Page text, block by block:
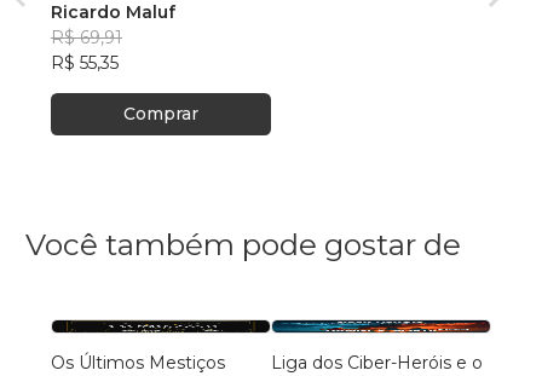
Ricardo Maluf
R$ 69,91
R$ 55,35
Comprar
Você também pode gostar de
Os Últimos Mestiços
Liga dos Ciber-Heróis e o